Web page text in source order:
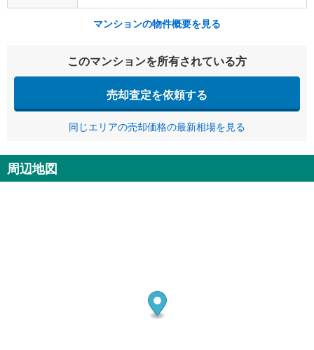
マンションの物件概要を見る
このマンションを所有されている方
売却査定を依頼する
同じエリアの売却価格の最新相場を見る
周辺地図